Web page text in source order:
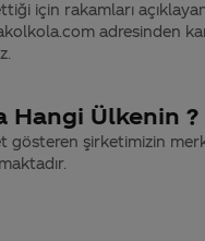
için rakamları
adresinden
Hangi Ülkenin ?
şirketimizin